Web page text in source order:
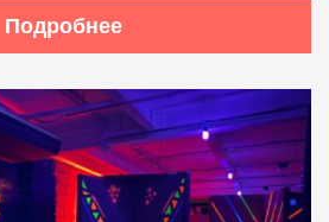
Подробнее